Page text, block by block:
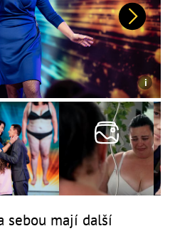
Další
sebou mají další